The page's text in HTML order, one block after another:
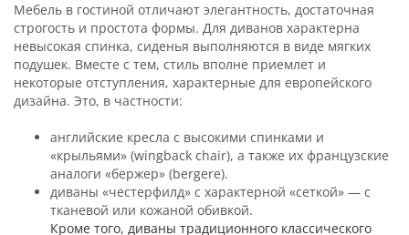
Мебель в гостиной отличают элегантность, достаточная
строгость и простота формы. Для диванов характерна
невысокая спинка, сиденья выполняются в виде мягких
подушек. Вместе с тем, стиль вполне приемлет и
некоторые отступления, характерные для европейского
дизайна. Это, в частности:
английские кресла с высокими спинками и
«крыльями» (wingback chair), а также их французские
аналоги «бержер» (bergere).
диваны «честерфилд» с характерной «сеткой» — с
тканевой или кожаной обивкой.
Кроме того, диваны традиционного классического